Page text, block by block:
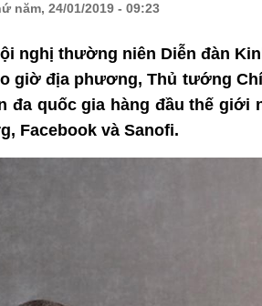
năm, 24/01/2019 - 09:23
nghị thường niên Diễn đàn
giờ địa phương, Thủ tướng
đa quốc gia hàng đầu thế giới
Facebook và Sanofi.